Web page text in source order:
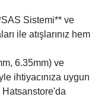
Sistemi** ve
ile atışlarınız hem
6.35mm) ve
ihtiyacınıza uygun
Hatsanstore'da